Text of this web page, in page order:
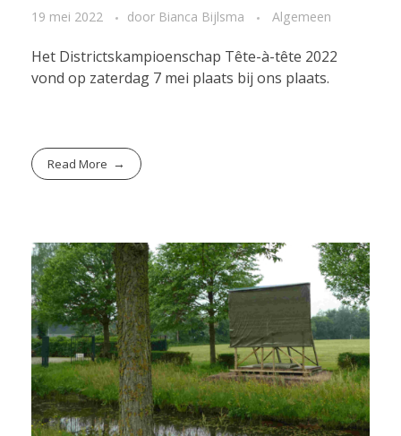
19 mei 2022 door Bianca Bijlsma Algemeen
Het Districtskampioenschap Tête-à-tête 2022
vond op zaterdag 7 mei plaats bij ons plaats.
Read More